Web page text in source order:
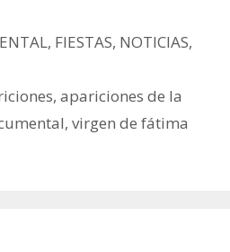
, FIESTAS, NOTICIAS,
,apariciones de la
, virgen de fátima